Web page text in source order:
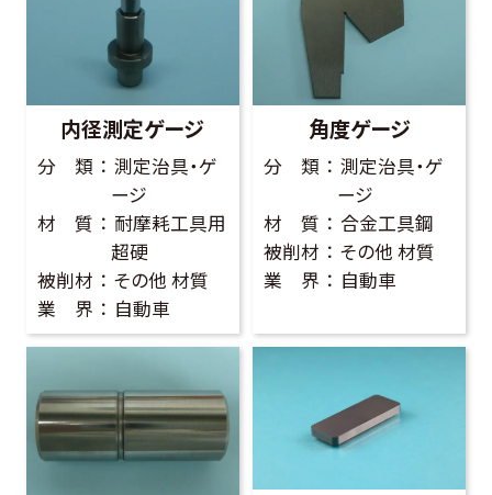
お問合せはこちら
内径測定ゲージ
分 類
測定治具・ゲ
ージ
材 質
耐摩耗工具用
超硬
被削材
その他 材質
業 界
自動車
角度ゲージ
分 類
測定治具・ゲ
ージ
材 質
合金工具鋼
被削材
その他 材質
業 界
自動車